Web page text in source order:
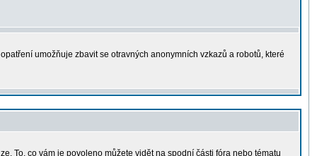
umožňuje zbavit se otravných anonymních vzkazů a robotů, které
To, co vám je povoleno můžete vidět na spodní části fóra nebo tématu